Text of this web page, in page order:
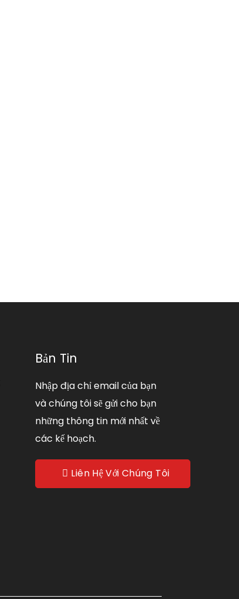
Bản Tin
Nhập địa chỉ email của bạn
và chúng tôi sẽ gửi cho bạn
những thông tin mới nhất về
các kế hoạch.
Liên Hệ Với Chúng Tôi